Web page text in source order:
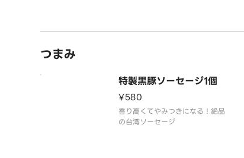
つまみ
特製黒豚ソーセージ1個
¥580
香り高くてやみつきになる！絶品
の台湾ソーセージ